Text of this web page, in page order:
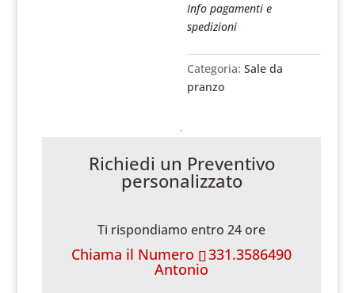
Info pagamenti e
spedizioni
Categoria:Sale da
pranzo
Richiedi un Preventivo
personalizzato
Ti rispondiamo entro 24 ore
Chiama il Numero 331.3586490
Antonio